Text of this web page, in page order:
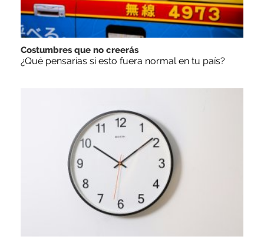
Costumbres que no creerás
¿Qué pensarías si esto fuera normal en tu país?